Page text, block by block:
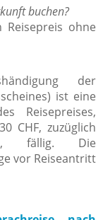
buchen?
ohne
der
ist eine
Reisepreises,
CHF, zuzüglich
fällig. Die
vor Reiseantritt